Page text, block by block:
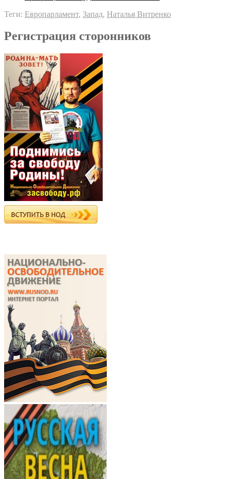
Теги: Европарламент, Запад, Наталья Витренко
Регистрация сторонников